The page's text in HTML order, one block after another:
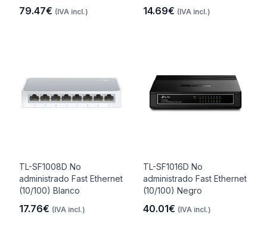
79.47€ (IVA incl.) 14.69€ (IVA incl.)
TL-SF1008D No
administrado Fast Ethernet
(10/100) Blanco
17.76€ (IVA incl.)
TL-SF1016D No
administrado Fast Ethernet
(10/100) Negro
40.01€ (IVA incl.)